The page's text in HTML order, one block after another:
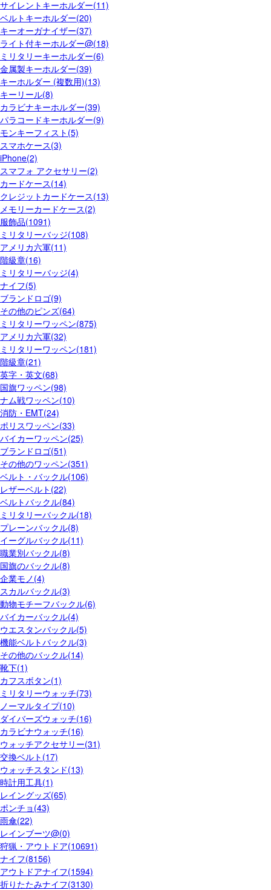
サイレントキーホルダー(11)
ベルトキーホルダー(20)
キーオーガナイザー(37)
ライト付キーホルダー@(18)
ミリタリーキーホルダー(6)
金属製キーホルダー(39)
キーホルダー (複数用)(13)
キーリール(8)
カラビナキーホルダー(39)
パラコードキーホルダー(9)
モンキーフィスト(5)
スマホケース(3)
iPhone(2)
スマフォ アクセサリー(2)
カードケース(14)
クレジットカードケース(13)
メモリーカードケース(2)
服飾品(1091)
ミリタリーバッジ(108)
アメリカ六軍(11)
階級章(16)
ミリタリーバッジ(4)
ナイフ(5)
ブランドロゴ(9)
その他のピンズ(64)
ミリタリーワッペン(875)
アメリカ六軍(32)
ミリタリーワッペン(181)
階級章(21)
英字・英文(68)
国旗ワッペン(98)
ナム戦ワッペン(10)
消防・EMT(24)
ポリスワッペン(33)
バイカーワッペン(25)
ブランドロゴ(51)
その他のワッペン(351)
ベルト・バックル(106)
レザーベルト(22)
ベルトバックル(84)
ミリタリーバックル(18)
プレーンバックル(8)
イーグルバックル(11)
職業別バックル(8)
国旗のバックル(8)
企業モノ(4)
スカルバックル(3)
動物モチーフバックル(6)
バイカーバックル(4)
ウエスタンバックル(5)
機能ベルトバックル(3)
その他のバックル(14)
靴下(1)
カフスボタン(1)
ミリタリーウォッチ(73)
ノーマルタイプ(10)
ダイバーズウォッチ(16)
カラビナウォッチ(16)
ウォッチアクセサリー(31)
交換ベルト(17)
ウォッチスタンド(13)
時計用工具(1)
レイングッズ(65)
ポンチョ(43)
雨傘(22)
レインブーツ@(0)
狩猟・アウトドア(10691)
ナイフ(8156)
アウトドアナイフ(1594)
折りたたみナイフ(3130)